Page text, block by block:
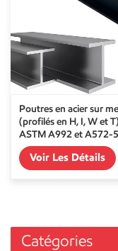
Poutres en acier sur
(profilés en H, I, W et
ASTM A992 et A572-
Voir Les Détails
Catégories